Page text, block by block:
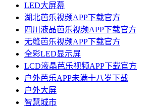
LED大屏幕
湖北芭乐视频APP下载官方
四川液晶芭乐视频APP下载官方
无缝芭乐视频APP下载官方
全彩LED显示屏
LCD液晶芭乐视频APP下载官方
户外芭乐APP未满十八岁下载
户外大屏
智慧城市